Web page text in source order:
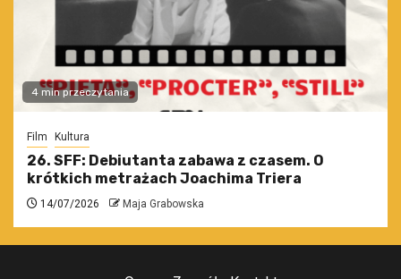
4 min przeczytania
Film Kultura
26. SFF: Debiutanta zabawa z czasem. O
krótkich metrażach Joachima Triera
14/07/2026 Maja Grabowska